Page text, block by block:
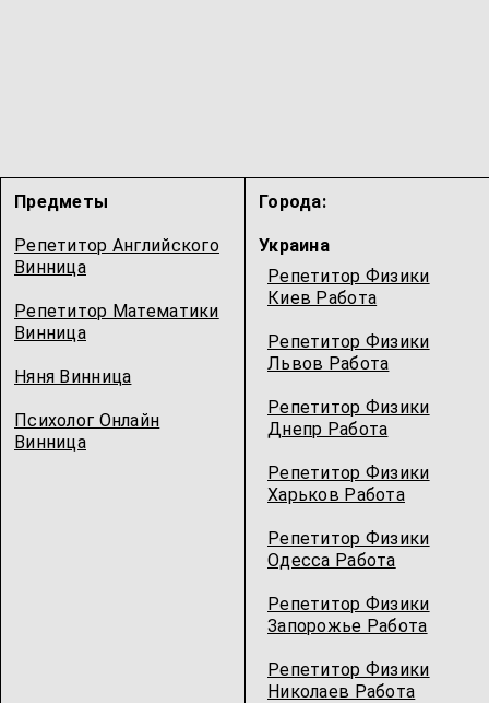
Предметы
Репетитор Английского
Винница
Репетитор Математики
Винница
Няня Винница
Психолог Онлайн
Винница
Города:
Украина
Репетитор Физики
Киев Работа
Репетитор Физики
Львов Работа
Репетитор Физики
Днепр Работа
Репетитор Физики
Харьков Работа
Репетитор Физики
Одесcа Работа
Репетитор Физики
Запорожье Работа
Репетитор Физики
Николаев Работа